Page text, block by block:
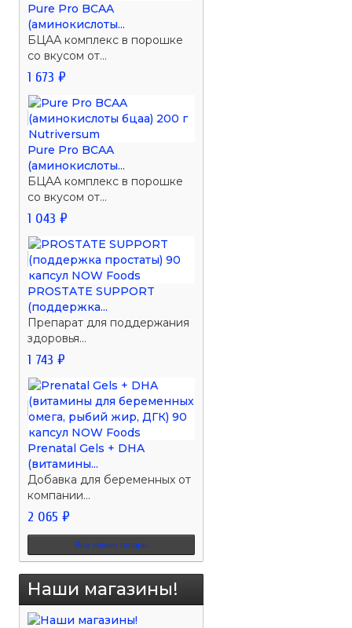
Pure Pro BCAA
(аминокислоты...
БЦАА комплекс в порошке
со вкусом от...
1 673 ₽
Pure Pro BCAA
(аминокислоты...
БЦАА комплекс в порошке
со вкусом от...
1 043 ₽
PROSTATE SUPPORT
(поддержка...
Препарат для поддержания
здоровья...
1 743 ₽
Prenatal Gels + DHA
(витамины...
Добавка для беременных от
компании...
2 065 ₽
Все новые товары
Наши магазины!